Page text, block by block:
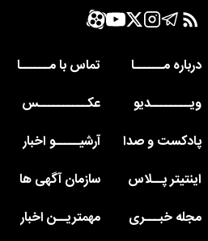
درباره مــــــا
تماس با مــــــا
ویــــــــدیو
عکــــــــــس
پادکست و صدا
آرشیـــــو اخبار
اینتیتر پــلاس
سازمان آگهی ها
مجله خبـــری
مهمتریــن اخبار